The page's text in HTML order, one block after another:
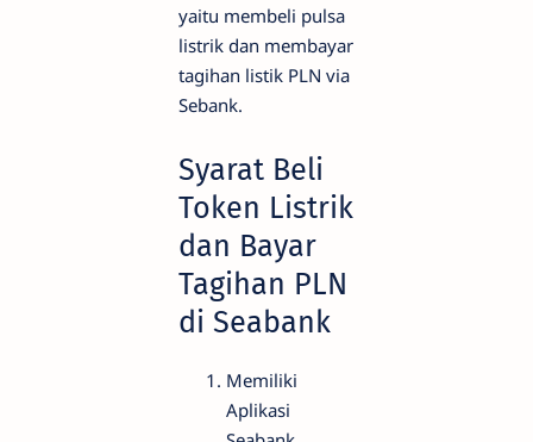
yaitu membeli pulsa
listrik dan membayar
tagihan listik PLN via
Sebank.
Syarat Beli
Token Listrik
dan Bayar
Tagihan PLN
di Seabank
Memiliki
Aplikasi